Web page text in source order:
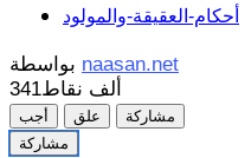
أحكام-العقيقة-والمولود
naasan.net
341ألف نقاط
أجب علق
مشاركة
مشاركة